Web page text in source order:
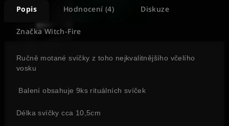
Popis Hodnocení (4) Diskuze
Značka Witch-Fire
Ručně motané svíčky z toho nejkvalitnějšího včelího
vosku
Balení obsahuje 9ks rituálních svíček
Délka svíčky cca 10,5cm